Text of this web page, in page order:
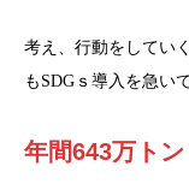
考え、行動をしてい
もSDGｓ導入を急い
年間643万トン